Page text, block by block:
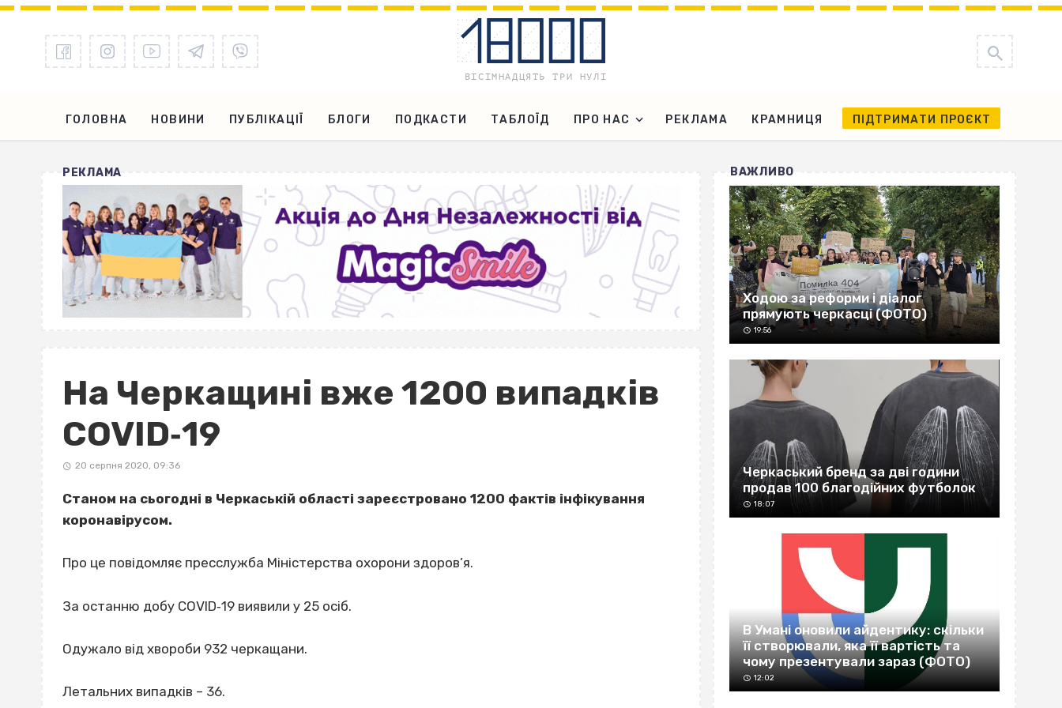
ГОЛОВНА НОВИНИ ПУБЛІКАЦІЇ БЛОГИ ПОДКАСТИ ТАБЛОЇД ПРО НАС РЕКЛАМА КРАМНИЦЯ ПІДТРИМАТИ ПРОЄКТ
РЕКЛАМА
На Черкащині вже 1200 випадків
COVID‐19
20 серпня 2020, 09:36
Станом на сьогодні в Черкаській області зареєстровано 1200 фактів інфікування
коронавірусом.
Про це повідомляє пресслужба Міністерства охорони здоров’я.
За останню добу COVID‐19 виявили у 25 осіб.
Одужало від хвороби 932 черкащани.
Летальних випадків – 36.
ВАЖЛИВО
Ходою за реформи і діалог
прямують черкасці (ФОТО)
19:56
Черкаський бренд за дві години
продав 100 благодійних футболок
18:07
В Умані оновили айдентику: скільки
її створювали, яка її вартість та
чому презентували зараз (ФОТО)
12:02